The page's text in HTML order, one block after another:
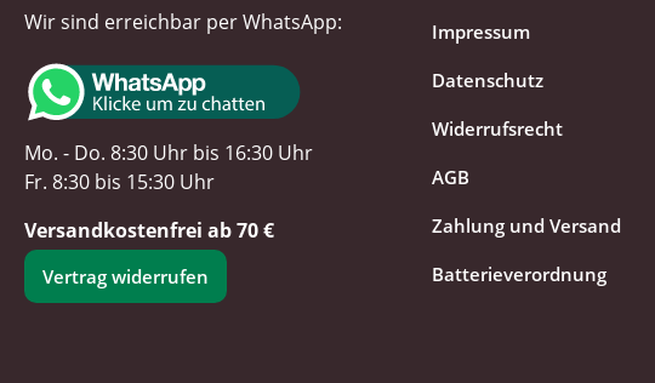
Wir sind erreichbar per WhatsApp:
Mo. - Do. 8:30 Uhr bis 16:30 Uhr
Fr. 8:30 bis 15:30 Uhr
Versandkostenfrei ab 70 €
Vertrag widerrufen
Impressum
Datenschutz
Widerrufsrecht
AGB
Zahlung und Versand
Batterieverordnung